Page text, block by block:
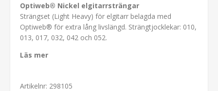
Optiweb® Nickel elgitarrsträngar
Strängset (Light Heavy) för elgitarr belagda med
Optiweb® för extra lång livslängd. Strängtjocklekar: 010,
013, 017, 032, 042 och 052.
Läs mer
Artikelnr: 298105